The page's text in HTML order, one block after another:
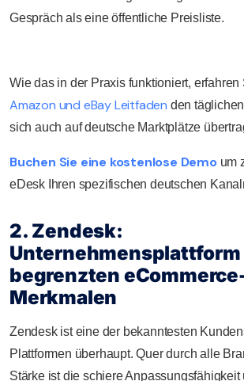
Gespräch als eine öffentliche Preisliste.
Wie das in der Praxis funktioniert, erfahren
Amazon und eBay Leitfaden den
sich auch auf deutsche Marktplätze
Buchen Sie eine kostenlose Demoum
eDesk Ihren spezifischen deutschen
2. Zendesk:
begrenzten
Merkmalen
Zendesk ist eine der bekanntesten
Plattformen überhaupt. Quer durch alle
Stärke ist die schiere